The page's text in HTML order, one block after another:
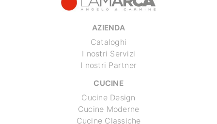
AZIENDA
Cataloghi
I nostri Servizi
I nostri Partner
CUCINE
Cucine Design
Cucine Moderne
Cucine Classiche